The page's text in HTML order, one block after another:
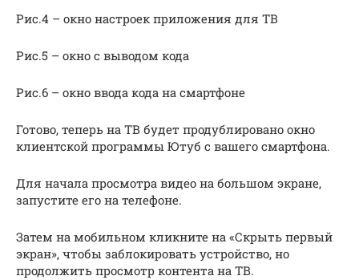
Рис.4 – окно настроек приложения для ТВ
Рис.5 – окно с выводом кода
Рис.6 – окно ввода кода на смартфоне
Готово, теперь на ТВ будет продублировано окно
клиентской программы Ютуб с вашего смартфона.
Для начала просмотра видео на большом экране,
запустите его на телефоне.
Затем на мобильном кликните на «Скрыть первый
экран», чтобы заблокировать устройство, но
продолжить просмотр контента на ТВ.